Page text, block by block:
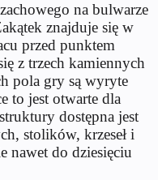
na bulwarze
znajduje się w
przed punktem
z trzech kamiennych
pola gry są wyryte
to jest otwarte dla
dostępna jest
stolików, krzeseł i
nawet do dziesięciu